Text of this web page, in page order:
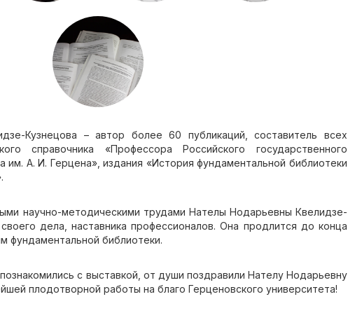
Кузнецова – автор более 60 публикаций, составитель всех
справочника «Профессора Российского государственного
им. А. И. Герцена», издания «История фундаментальной библиотеки
научно-методическими трудами Нателы Нодарьевны Квелидзе-
дела, наставника профессионалов. Она продлится до конца
фундаментальной библиотеки.
с выставкой, от души поздравили Нателу Нодарьевну
плодотворной работы на благо Герценовского университета!